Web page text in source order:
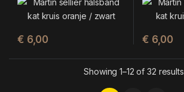
€ 6,00 € 6,00
Showing 1–12 of 32 results